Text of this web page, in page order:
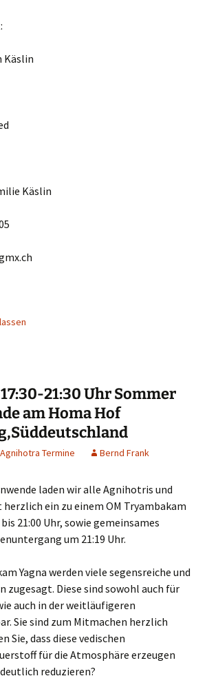
Käslin
Käslin
21:30 Uhr Sommer
am Homa Hof
Agnihotra Termine Bernd Frank
laden wir alle Agnihotris und
ein zu einem OM Tryambakam
21:00 Uhr, sowie gemeinsames
um 21:19 Uhr.
Yagna werden viele segensreiche und
zugesagt. Diese sind sowohl auch für
auch in der weitläufigeren
Sie sind zum Mitmachen herzlich
Sie, dass diese vedischen
für die Atmosphäre erzeugen
reduzieren?